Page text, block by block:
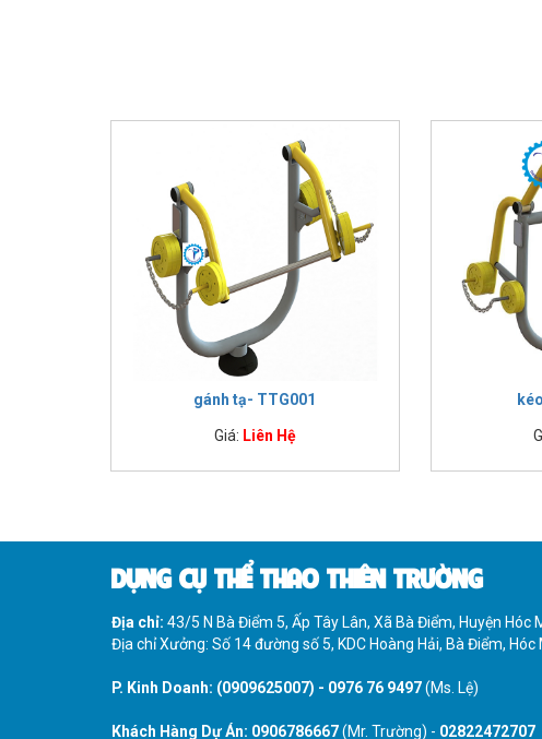
gánh tạ- TTG001
Giá: Liên Hệ
DỤNG CỤ THỂ THAO THIÊN TRƯỜNG
Địa chỉ: 43/5 N Bà Điểm 5, Ấp Tây Lân, Xã Bà Điểm, Huyện Hóc
Địa chỉ Xưởng: Số 14 đường số 5, KDC Hoàng Hải, Bà Điểm, Hóc
P. Kinh Doanh: (0909625007) - 0976 76 9497(Ms. Lệ)
Khách Hàng Dự Án: 0906786667(Mr. Trường) - 02822472707